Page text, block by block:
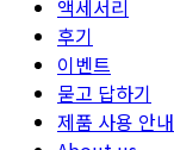
액세서리
후기
이벤트
묻고 답하기
제품 사용 안내